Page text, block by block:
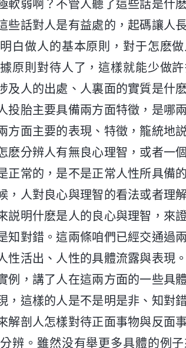
軟弱啊？不管人聽了這些話是什
些話對人是有益處的，起碼讓人
白做人的基本原則，對于怎麽
原則對待人了，這樣就能少做
及人的出處、人裏面的實質是什
投胎主要具備兩方面特徵，是哪
方面主要的表現、特徵，籠統地
麽分辨人有無良心理智，或者一
正常的，是不是正常人性所具備
，人對良心與理智的看法或者理
説明什麽是人的良心與理智，來
知對錯。這兩條咱們已經交通過
性活出、人性的具體流露與表現
例，講了人在這兩方面的一些具
，這樣的人是不是明是非、知對
解剖人怎樣對待正面事物與反面
辨。雖然没有舉更多具體的例